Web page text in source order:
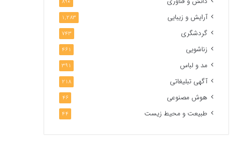
آرایش و زیبایی 1,283
گردشگری 743
زناشویی 461
مد و لباس 391
آگهی تبلیغاتی 218
هوش مصنوعی 46
طبیعت و محیط زیست 44